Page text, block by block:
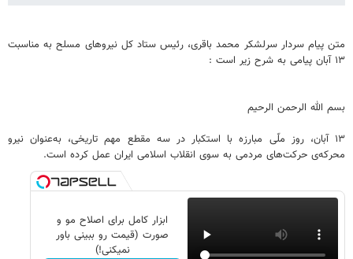
متن پیام سردار سرلشکر محمد باقری، رئیس ستاد کل نیروهای مسلح به مناسبت
۱۳ آبان پیامی به شرح زیر است :
بسم الله الرحمن الرحیم
۱۳ آبان، روز ملّی مبارزه با استکبار در سه مقطع مهم تاریخی، به‌عنوان نیرو
محرکه‌ی حرکت‌های مردمی به سوی انقلاب اسلامی ایران عمل کرده است.
ابزار کامل برای اصلاح مو و
صورت (قیمت رو ببینی باور
نمیکنی!)